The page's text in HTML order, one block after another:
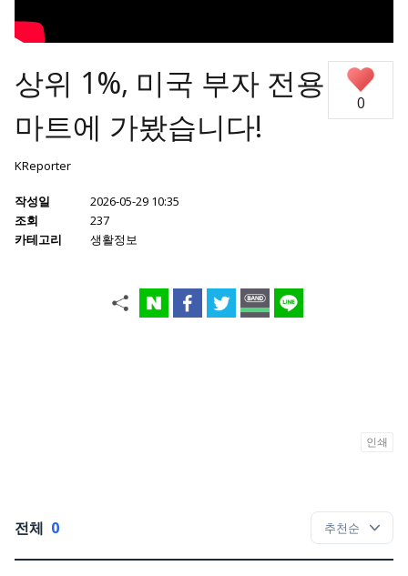
상위 1%, 미국 부자 전용
마트에 가봤습니다!
KReporter
작성일
2026-05-29 10:35
조회
237
카테고리
생활정보
0
인쇄
전체 0